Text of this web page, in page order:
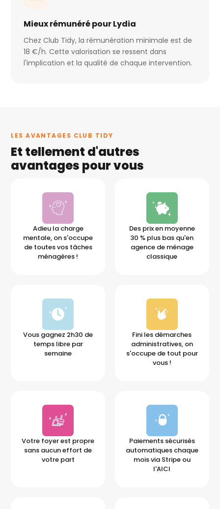
Mieux rémunéré pour Lydia
Chez Club Tidy, la rémunération minimale est de
18 €/h. Cette valorisation se ressent dans
l'implication et la qualité de chaque intervention.
LES AVANTAGES CLUB TIDY
Et tellement d'autres
avantages pour vous
Adieu la charge
mentale, on s'occupe
de toutes vos tâches
ménagères !
Des prix en moyenne
30 % plus bas qu'en
agence de ménage
classique
Vous gagnez 2h30 de
temps libre par
semaine
Fini les démarches
administratives, on
s'occupe de tout pour
vous !
Votre foyer est propre
sans aucun effort de
votre part
Paiements sécurisés
automatiques chaque
mois via Stripe ou
l'AICI